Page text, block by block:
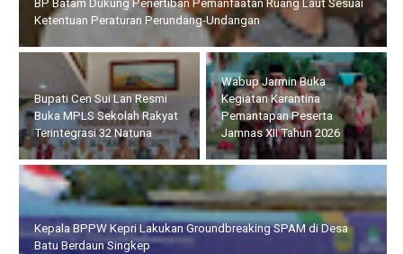
Bupati Cen Sui Lan Resmi Buka MPLS Sekolah Rakyat
Terintegrasi 32 Natuna
Wabup Jarmin Buka
Kegiatan Karantina
Pemantapan Peserta
Jamnas XII Tahun 2026
Kepala BPPW Kepri
Lakukan Groundbreaking
SPAM di Desa Batu
Berdaun Singkep
Wakapolda Kepri Terima Kunjungan Tim Sekretariat Jenderal
DPR RI